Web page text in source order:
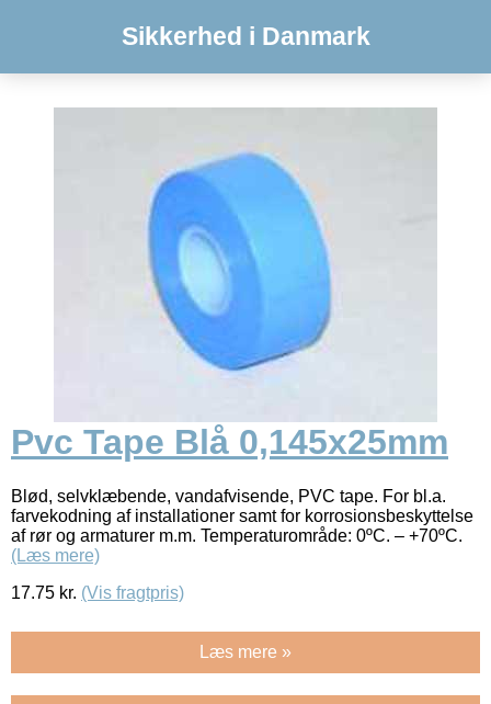
Sikkerhed i Danmark
Pvc Tape Blå 0,145x25mm
Blød, selvklæbende, vandafvisende, PVC tape. For bl.a.
farvekodning af installationer samt for korrosionsbeskyttelse
af rør og armaturer m.m. Temperaturområde: 0ºC. – +70ºC.
(Læs mere)
17.75 kr. (Vis fragtpris)
Læs mere »